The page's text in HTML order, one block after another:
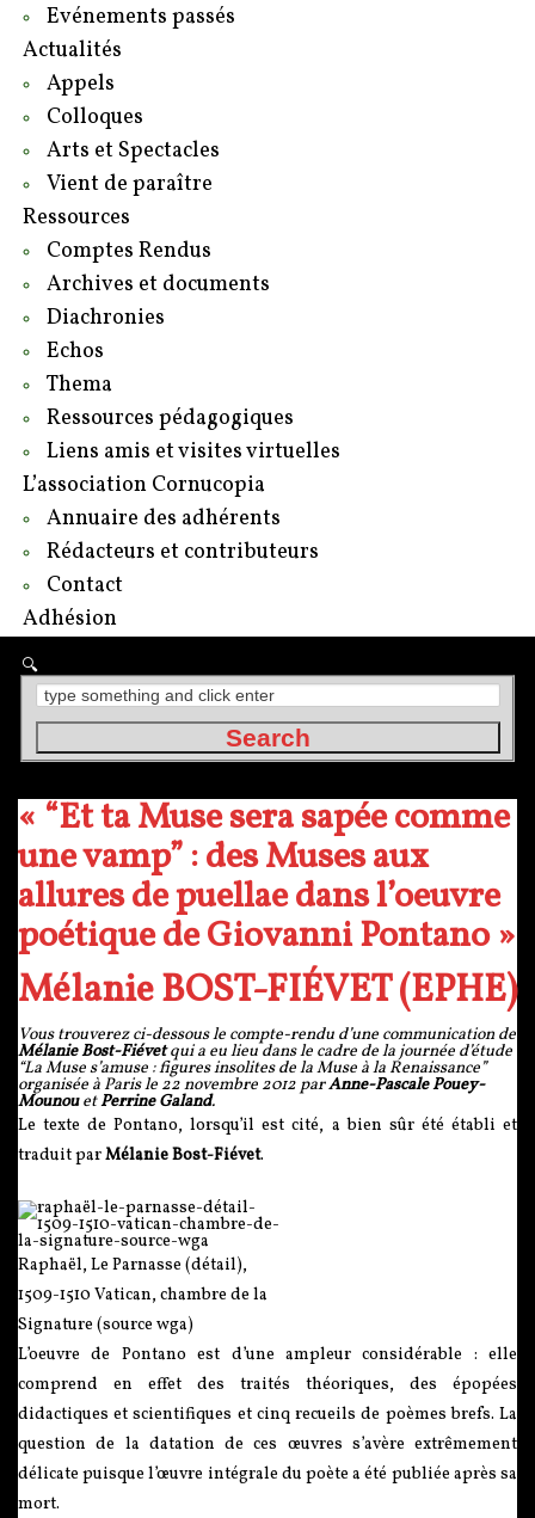
Evénements passés
Actualités
Appels
Colloques
Arts et Spectacles
Vient de paraître
Ressources
Comptes Rendus
Archives et documents
Diachronies
Echos
Thema
Ressources pédagogiques
Liens amis et visites virtuelles
L’association Cornucopia
Annuaire des adhérents
Rédacteurs et contributeurs
Contact
Adhésion
« “Et ta Muse sera sapée comme
une vamp” : des Muses aux
allures de puellae dans l’oeuvre
poétique de Giovanni Pontano »
Mélanie BOST-FIÉVET (EPHE)
Vous trouverez ci-dessous le compte-rendu d’une communication de
Mélanie Bost-Fiévetqui a eu lieu dans le cadre de la journée d’étude
“La Muse s’amuse : figures insolites de la Muse à la Renaissance”
organisée à Paris le 22 novembre 2012 parAnne-Pascale Pouey-
MounouetPerrine Galand.
Le texte de Pontano, lorsqu’il est cité, a bien sûr été établi et
traduit parMélanie Bost-Fiévet.
Raphaël, Le Parnasse (détail),
1509-1510 Vatican, chambre de la
Signature (source wga)
L’oeuvre de Pontano est d’une ampleur considérable : elle
comprend en effet des traités théoriques, des épopées
didactiques et scientifiques et cinq recueils de poèmes brefs. La
question de la datation de ces œuvres s’avère extrêmement
délicate puisque l’œuvre intégrale du poète a été publiée après sa
mort.